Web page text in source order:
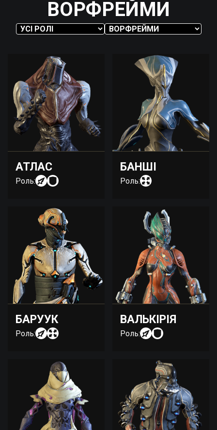
ВОРФРЕЙМИ
АТЛАС
Роль:
БАНШІ
Роль:
БАРУУК
Роль:
ВАЛЬКІРІЯ
Роль: